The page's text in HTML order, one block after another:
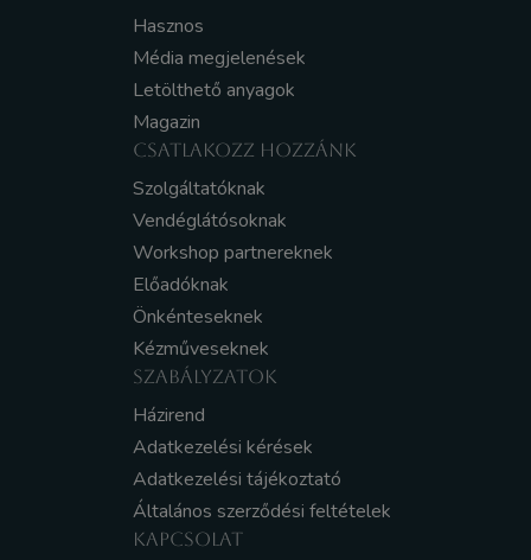
Hasznos
Média megjelenések
Letölthető anyagok
Magazin
CSATLAKOZZ HOZZÁNK
Szolgáltatóknak
Vendéglátósoknak
Workshop partnereknek
Előadóknak
Önkénteseknek
Kézműveseknek
SZABÁLYZATOK
Házirend
Adatkezelési kérések
Adatkezelési tájékoztató
Általános szerződési feltételek
KAPCSOLAT